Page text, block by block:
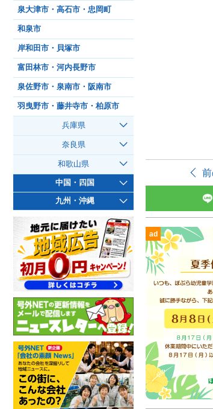
ad
泉大津市・高石市・忠岡町
和泉市
岸和田市・貝塚市
富田林市・河内長野市
泉佐野市・泉南市・阪南市
羽曳野市・藤井寺市・柏原市
兵庫県
奈良県
和歌山県
中国・四国
九州・沖縄